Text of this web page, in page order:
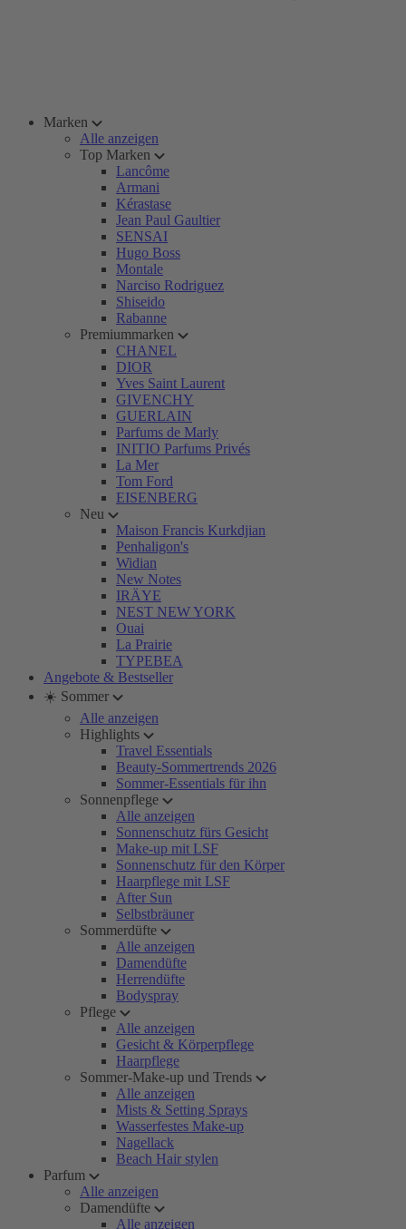
Marken
Alle anzeigen
Top Marken
Lancôme
Armani
Kérastase
Jean Paul Gaultier
SENSAI
Hugo Boss
Montale
Narciso Rodriguez
Shiseido
Rabanne
Premiummarken
CHANEL
DIOR
Yves Saint Laurent
GIVENCHY
GUERLAIN
Parfums de Marly
INITIO Parfums Privés
La Mer
Tom Ford
EISENBERG
Neu
Maison Francis Kurkdjian
Penhaligon's
Widian
New Notes
IRÄYE
NEST NEW YORK
Ouai
La Prairie
TYPEBEA
Angebote & Bestseller
☀️ Sommer
Alle anzeigen
Highlights
Travel Essentials
Beauty-Sommertrends 2026
Sommer-Essentials für ihn
Sonnenpflege
Alle anzeigen
Sonnenschutz fürs Gesicht
Make-up mit LSF
Sonnenschutz für den Körper
Haarpflege mit LSF
After Sun
Selbstbräuner
Sommerdüfte
Alle anzeigen
Damendüfte
Herrendüfte
Bodyspray
Pflege
Alle anzeigen
Gesicht & Körperpflege
Haarpflege
Sommer-Make-up und Trends
Alle anzeigen
Mists & Setting Sprays
Wasserfestes Make-up
Nagellack
Beach Hair stylen
Parfum
Alle anzeigen
Damendüfte
Alle anzeigen